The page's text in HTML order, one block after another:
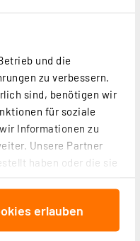
und die
zu verbessern.
sind, benötigen wir
für soziale
Informationen zu
Unsere Partner
haben oder die sie
(Art. 6
durch Klick auf den
erlauben